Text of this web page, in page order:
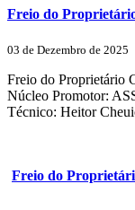
Freio do
03 de Dezembro de 2025
Freio do Proprietário
Núcleo Promotor:
Técnico: Heitor
Freio do